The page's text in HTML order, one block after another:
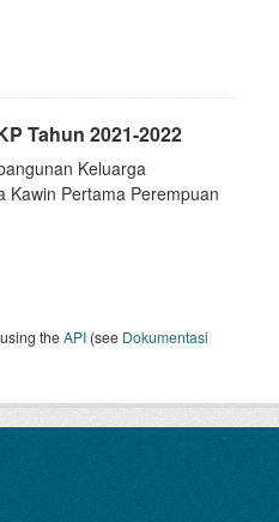
Tahun 2021-2022
Keluarga
Kawin Pertama Perempuan
theAPI (see Dokumentasi